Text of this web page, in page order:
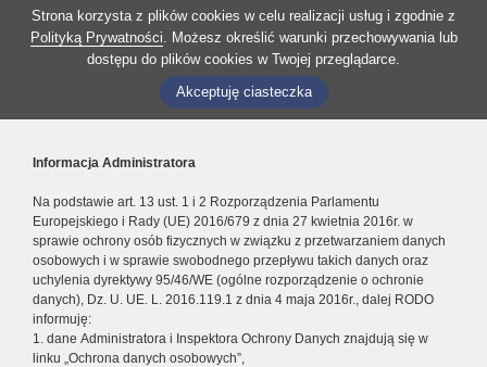
Strona korzysta z plików cookies w celu realizacji usług i zgodnie z
Polityką Prywatności. Możesz określić warunki przechowywania lub
dostępu do plików cookies w Twojej przeglądarce.
Akceptuję ciasteczka
Informacja Administratora
Na podstawie art. 13 ust. 1 i 2 Rozporządzenia Parlamentu
Europejskiego i Rady (UE) 2016/679 z dnia 27 kwietnia 2016r. w
sprawie ochrony osób fizycznych w związku z przetwarzaniem danych
osobowych i w sprawie swobodnego przepływu takich danych oraz
uchylenia dyrektywy 95/46/WE (ogólne rozporządzenie o ochronie
danych), Dz. U. UE. L. 2016.119.1 z dnia 4 maja 2016r., dalej RODO
informuję:
1. dane Administratora i Inspektora Ochrony Danych znajdują się w
linku „Ochrona danych osobowych”,